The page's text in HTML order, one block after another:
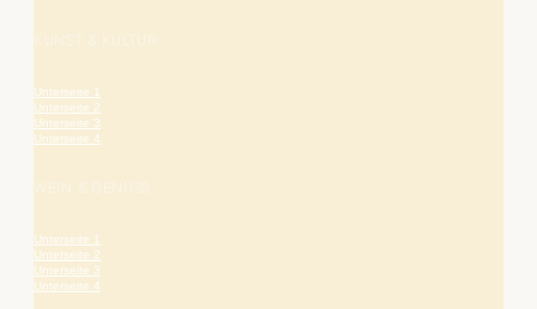
Unterseite 1
Unterseite 2
Unterseite 3
Unterseite 4
Unterseite 1
Unterseite 2
Unterseite 3
Unterseite 4